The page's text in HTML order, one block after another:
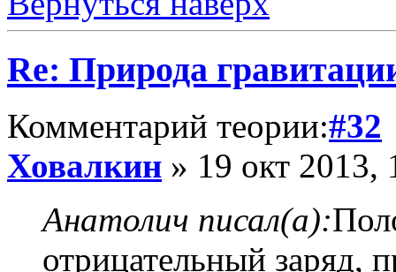
Re: Природа
Комментарий теории:#32
Ховалкин » 19 окт 2013,
Анатолич писал(а):
отрицательный заряд,